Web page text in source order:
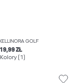
GOLF
ZŁ
Kolory (1)